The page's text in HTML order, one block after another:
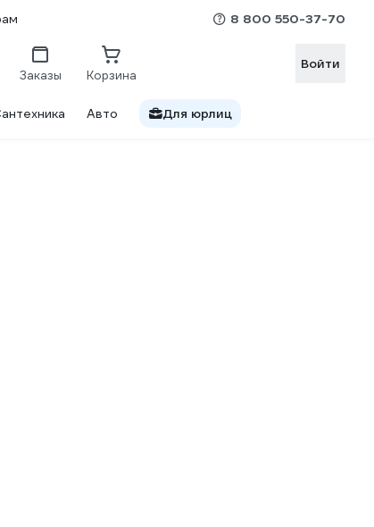
8 800 550-37-70
Заказы Корзина
Войти
Авто Для юрлиц